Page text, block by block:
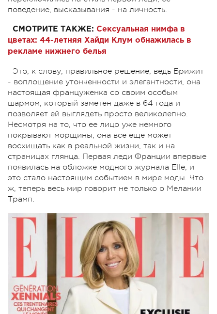
поведение, высказывания - на личность.
СМОТРИТЕ ТАКЖЕ: Сексуальная нимфа в
цветах: 44-летняя Хайди Клум обнажилась в
рекламе нижнего белья
Это, к слову, правильное решение, ведь Брижит
- воплощение утонченности и элегантности, она
настоящая француженка со своим особым
шармом, который заметен даже в 64 года и
позволяет ей выглядеть просто великолепно.
Несмотря на то, что ее лицо уже немного
покрывают морщины, она все еще может
восхищать как в реальной жизни, так и на
страницах глянца. Первая леди Франции впервые
появилась на обложке модного журнала Elle, и
это стало настоящим событием в мире моды. Что
ж, теперь весь мир говорит не только о Мелании
Трамп.